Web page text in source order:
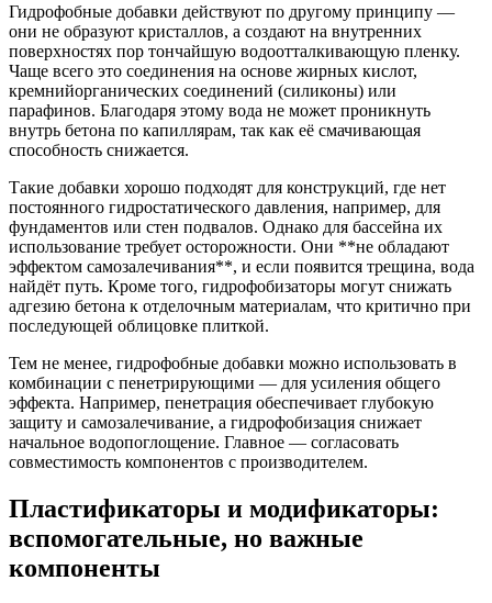
Гидрофобные добавки действуют по другому принципу —
они не образуют кристаллов, а создают на внутренних
поверхностях пор тончайшую водоотталкивающую пленку.
Чаще всего это соединения на основе жирных кислот,
кремнийорганических соединений (силиконы) или
парафинов. Благодаря этому вода не может проникнуть
внутрь бетона по капиллярам, так как её смачивающая
способность снижается.
Такие добавки хорошо подходят для конструкций, где нет
постоянного гидростатического давления, например, для
фундаментов или стен подвалов. Однако для бассейна их
использование требует осторожности. Они **не обладают
эффектом самозалечивания**, и если появится трещина, вода
найдёт путь. Кроме того, гидрофобизаторы могут снижать
адгезию бетона к отделочным материалам, что критично при
последующей облицовке плиткой.
Тем не менее, гидрофобные добавки можно использовать в
комбинации с пенетрирующими — для усиления общего
эффекта. Например, пенетрация обеспечивает глубокую
защиту и самозалечивание, а гидрофобизация снижает
начальное водопоглощение. Главное — согласовать
совместимость компонентов с производителем.
Пластификаторы и модификаторы:
вспомогательные, но важные
компоненты